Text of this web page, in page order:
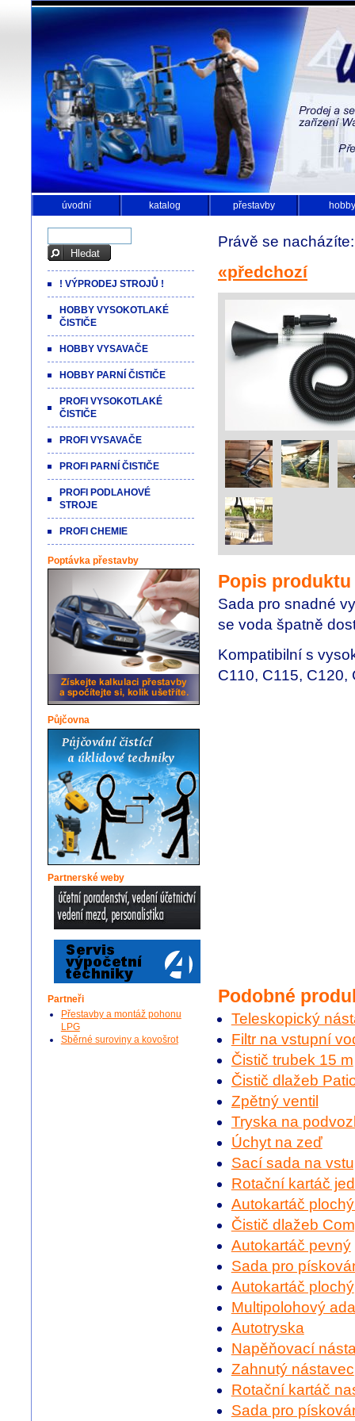
úvodní katalog přestavby hobby
Právě se
«předchozí
Popis produktu
Sada pro snadné
se voda špatně
Kompatibilní s
C110, C115,
Podobné
Teleskopický
Filtr na vstupní
Čistič trubek 15 m
Čistič dlažeb
Zpětný ventil
Tryska na
Úchyt na zeď
Sací sada na
Rotační kartáč
Autokartáč
Čistič dlažeb
Autokartáč pevný
Sada pro
Autokartáč plochý
Multipolohový
Autotryska
Napěňovací
Zahnutý nástavec
Rotační kartáč
Sada pro
! VÝPRODEJ STROJŮ !
HOBBY VYSOKOTLAKÉ
ČISTIČE
HOBBY VYSAVAČE
HOBBY PARNÍ ČISTIČE
PROFI VYSOKOTLAKÉ
ČISTIČE
PROFI VYSAVAČE
PROFI PARNÍ ČISTIČE
PROFI PODLAHOVÉ
STROJE
PROFI CHEMIE
Poptávka přestavby
Půjčovna
Partnerské weby
Partneři
Přestavby a montáž pohonu
LPG
Sběrné suroviny a kovošrot